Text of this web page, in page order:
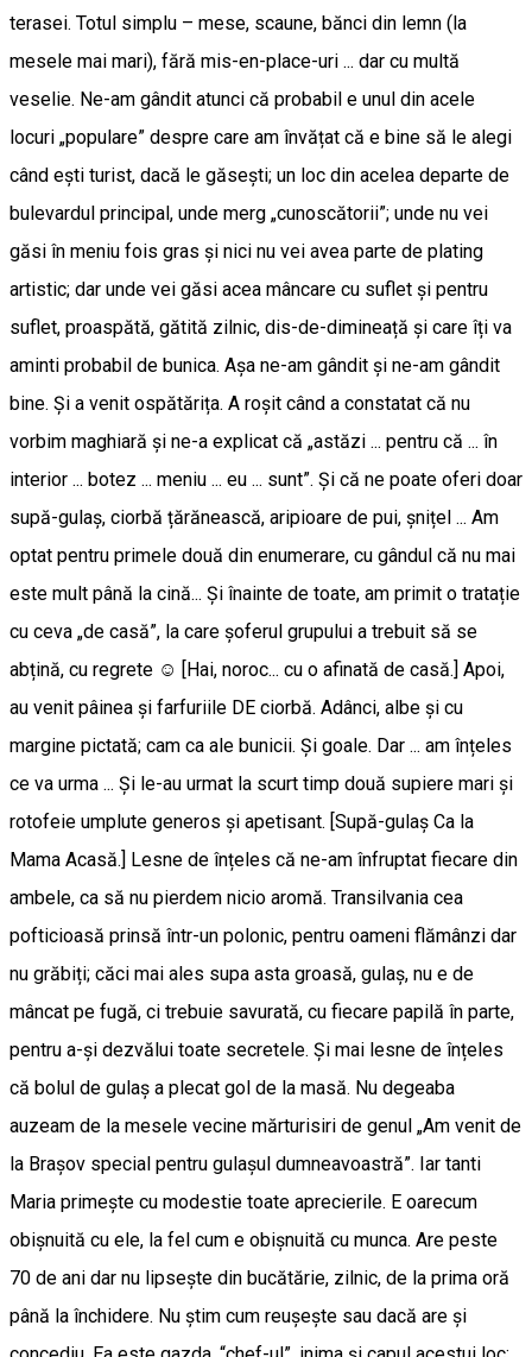
terasei. Totul simplu – mese, scaune, bănci din lemn (la
mesele mai mari), fără mis-en-place-uri ... dar cu multă
veselie. Ne-am gândit atunci că probabil e unul din acele
locuri „populare” despre care am învățat că e bine să le alegi
când ești turist, dacă le găsești; un loc din acelea departe de
bulevardul principal, unde merg „cunoscătorii”; unde nu vei
găsi în meniu fois gras și nici nu vei avea parte de plating
artistic; dar unde vei găsi acea mâncare cu suflet și pentru
suflet, proaspătă, gătită zilnic, dis-de-dimineață și care îți va
aminti probabil de bunica. Așa ne-am gândit și ne-am gândit
bine. Și a venit ospătărița. A roșit când a constatat că nu
vorbim maghiară și ne-a explicat că „astăzi ... pentru că ... în
interior ... botez ... meniu ... eu ... sunt”. Și că ne poate oferi doar
supă-gulaș, ciorbă țărănească, aripioare de pui, șnițel ... Am
optat pentru primele două din enumerare, cu gândul că nu mai
este mult până la cină... Și înainte de toate, am primit o tratație
cu ceva „de casă”, la care șoferul grupului a trebuit să se
abțină, cu regrete ☺️ [Hai, noroc... cu o afinată de casă.] Apoi,
au venit pâinea și farfuriile DE ciorbă. Adânci, albe și cu
margine pictată; cam ca ale bunicii. Și goale. Dar ... am înțeles
ce va urma ... Și le-au urmat la scurt timp două supiere mari și
rotofeie umplute generos și apetisant. [Supă-gulaș Ca la
Mama Acasă.] Lesne de înțeles că ne-am înfruptat fiecare din
ambele, ca să nu pierdem nicio aromă. Transilvania cea
pofticioasă prinsă într-un polonic, pentru oameni flămânzi dar
nu grăbiți; căci mai ales supa asta groasă, gulaș, nu e de
mâncat pe fugă, ci trebuie savurată, cu fiecare papilă în parte,
pentru a-și dezvălui toate secretele. Și mai lesne de înțeles
că bolul de gulaș a plecat gol de la masă. Nu degeaba
auzeam de la mesele vecine mărturisiri de genul „Am venit de
la Brașov special pentru gulașul dumneavoastră”. Iar tanti
Maria primește cu modestie toate aprecierile. E oarecum
obișnuită cu ele, la fel cum e obișnuită cu munca. Are peste
70 de ani dar nu lipsește din bucătărie, zilnic, de la prima oră
până la închidere. Nu știm cum reușește sau dacă are și